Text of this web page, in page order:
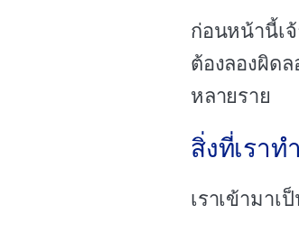
ก่อนหน้านี้เ
ต้องลองผิด
หลายราย
สิ่งที่เราทำ
เราเข้ามาเ